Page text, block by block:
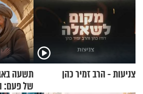
צניעות - הרב זמיר כהן
תשעה
של פעם: